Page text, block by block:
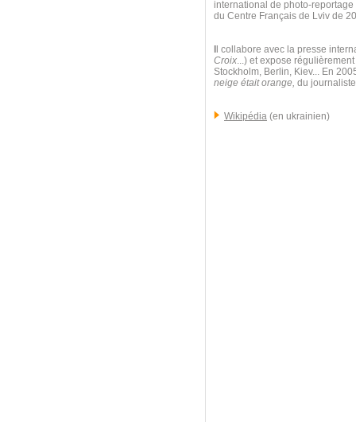
international de photo-
du Centre Français de Lviv de
l collabore avec la presse
Croix...) et expose
Stockholm, Berlin, Kiev... En
neige était orange, du
Wikipédia (en ukrainien)